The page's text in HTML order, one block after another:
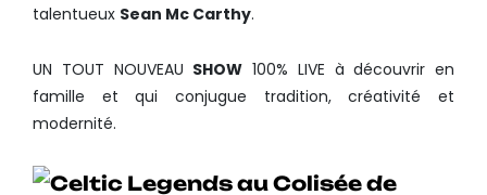
talentueux Sean Mc Carthy.
UN TOUT NOUVEAU SHOW 100% LIVE à découvrir en
famille et qui conjugue tradition, créativité et
modernité.